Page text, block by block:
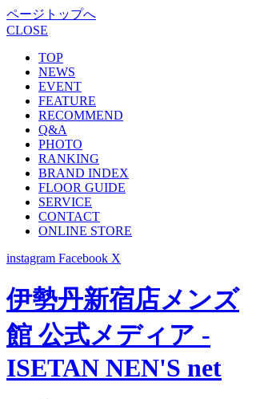
ページトップへ
CLOSE
TOP
NEWS
EVENT
FEATURE
RECOMMEND
Q&A
PHOTO
RANKING
BRAND INDEX
FLOOR GUIDE
SERVICE
CONTACT
ONLINE STORE
instagram Facebook X
伊勢丹新宿店メンズ
館 公式メディア -
ISETAN NEN'S net